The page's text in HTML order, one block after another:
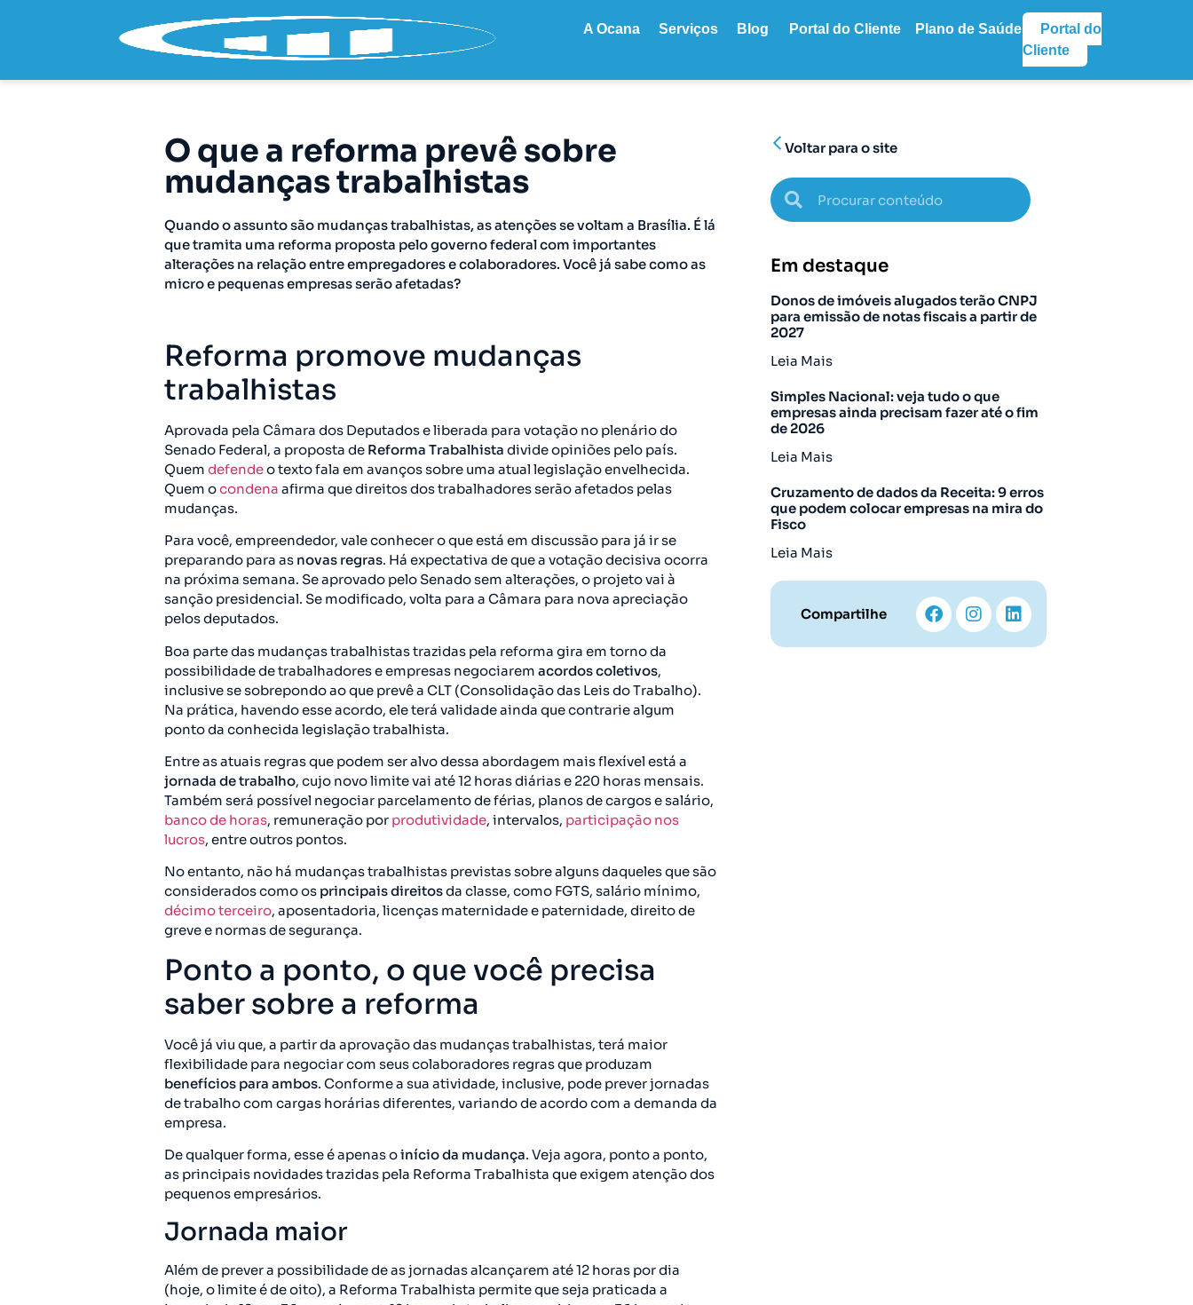
A Ocana Serviços Blog Portal do Cliente Plano de Saúde
Portal do
Cliente
O que a reforma prevê sobre
mudanças trabalhistas
Quando o assunto são mudanças trabalhistas, as atenções se voltam a Brasília. É lá
que tramita uma reforma proposta pelo governo federal com importantes
alterações na relação entre empregadores e colaboradores. Você já sabe como as
micro e pequenas empresas serão afetadas?
Reforma promove mudanças
trabalhistas
Aprovada pela Câmara dos Deputados e liberada para votação no plenário do
Senado Federal, a proposta de Reforma Trabalhista divide opiniões pelo país.
Quem defendeo texto fala em avanços sobre uma atual legislação envelhecida.
Quem ocondena afirma que direitos dos trabalhadores serão afetados pelas
mudanças.
Para você, empreendedor, vale conhecer o que está em discussão para já ir se
preparando para as novas regras. Há expectativa de que a votação decisiva ocorra
na próxima semana. Se aprovado pelo Senado sem alterações, o projeto vai à
sanção presidencial. Se modificado, volta para a Câmara para nova apreciação
pelos deputados.
Boa parte das mudanças trabalhistas trazidas pela reforma gira em torno da
possibilidade de trabalhadores e empresas negociarem acordos coletivos,
inclusive se sobrepondo ao que prevê a CLT (Consolidação das Leis do Trabalho).
Na prática, havendo esse acordo, ele terá validade ainda que contrarie algum
ponto da conhecida legislação trabalhista.
Entre as atuais regras que podem ser alvo dessa abordagem mais flexível está a
jornada de trabalho, cujo novo limite vai até 12 horas diárias e 220 horas mensais.
Também será possível negociar parcelamento de férias, planos de cargos e salário,
banco de horas, remuneração por produtividade, intervalos, participação nos
lucros, entre outros pontos.
No entanto, não há mudanças trabalhistas previstas sobre alguns daqueles que são
considerados como os principais direitosda classe, como FGTS, salário mínimo,
décimo terceiro, aposentadoria, licenças maternidade e paternidade, direito de
greve e normas de segurança.
Ponto a ponto, o que você precisa
saber sobre a reforma
Você já viu que, a partir da aprovação das mudanças trabalhistas, terá maior
flexibilidade para negociar com seus colaboradores regras que produzam
benefícios para ambos. Conforme a sua atividade, inclusive, pode prever jornadas
de trabalho com cargas horárias diferentes, variando de acordo com a demanda da
empresa.
De qualquer forma, esse é apenas oinício da mudança. Veja agora, ponto a ponto,
as principais novidades trazidas pela Reforma Trabalhista que exigem atenção dos
pequenos empresários.
Jornada maior
Além de prever a possibilidade de as jornadas alcançarem até 12 horas por dia
(hoje, o limite é de oito), a Reforma Trabalhista permite que seja praticada a
Voltar para o site
Em destaque
Donos de imóveis alugados terão CNPJ
para emissão de notas fiscais a partir de
2027
Leia Mais
Simples Nacional: veja tudo o que
empresas ainda precisam fazer até o fim
de 2026
Leia Mais
Cruzamento de dados da Receita: 9 erros
que podem colocar empresas na mira do
Fisco
Leia Mais
Compartilhe